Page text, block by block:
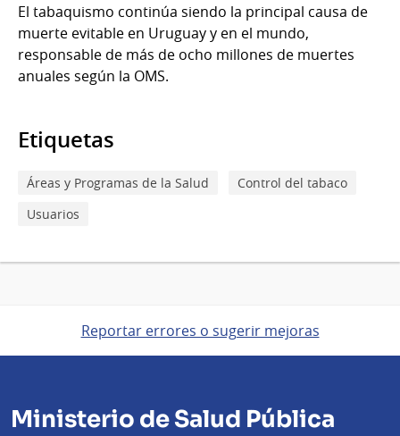
El tabaquismo continúa siendo la principal causa de
muerte evitable en Uruguay y en el mundo,
responsable de más de ocho millones de muertes
anuales según la OMS.
Etiquetas
Áreas y Programas de la Salud
Control del tabaco
Usuarios
Reportar errores o sugerir mejoras
Ministerio de Salud Pública